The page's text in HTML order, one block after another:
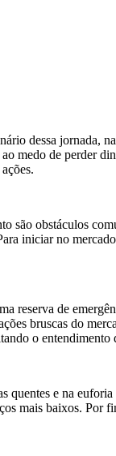
dessa jornada,
medo de perder
são obstáculos
iniciar no
reserva de
bruscas do
o entendimento
quentes e na
mais baixos. Por